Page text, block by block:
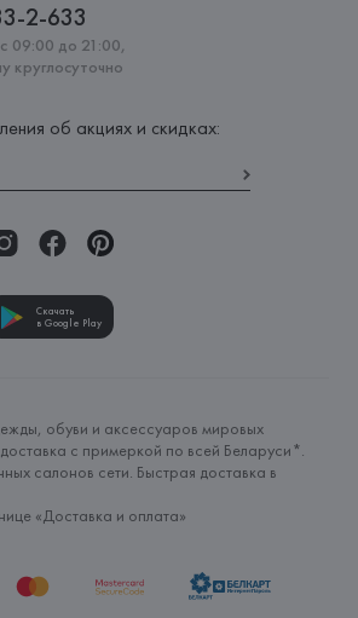
2-633
09:00 до 21:00,
круглосуточно
об акциях и скидках:
Скачать
в Google Play
обуви и аксессуаров мировых
с примеркой по всей Беларуси*.
салонов сети. Быстрая доставка в
«Доставка и оплата»